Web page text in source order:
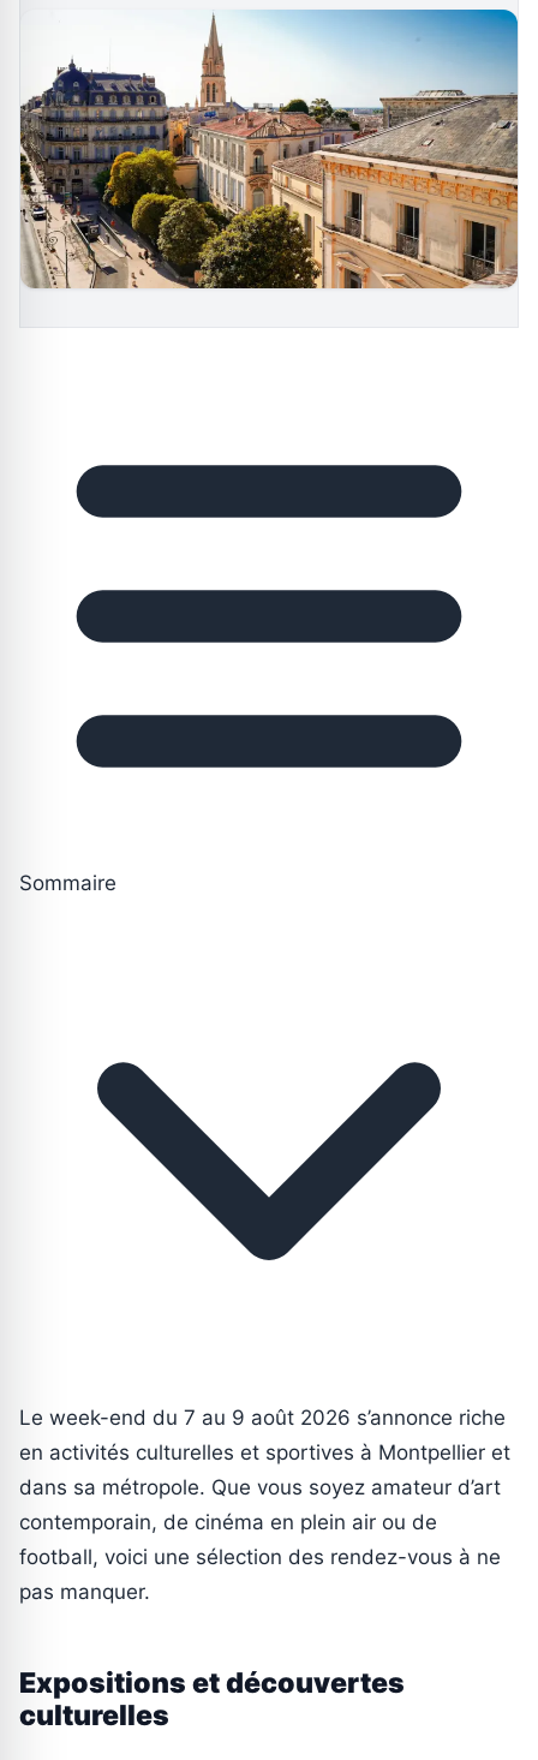
Sommaire
Le week-end du 7 au 9 août 2026 s’annonce riche
en activités culturelles et sportives à Montpellier et
dans sa métropole. Que vous soyez amateur d’art
contemporain, de cinéma en plein air ou de
football, voici une sélection des rendez-vous à ne
pas manquer.
Expositions et découvertes
culturelles